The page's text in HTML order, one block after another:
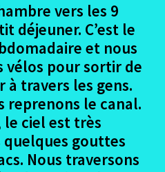
enfant
le
menu
enfant
Ouvrir
le
menu
enfant
Garonne et Midi
Garonne et Midi
menu
canal Garonne
vers les 9
déjeuner. C’est le
et nous
vélos pour sortir de
à travers les gens.
reprenons le canal.
ciel est très
gouttes
Nous traversons